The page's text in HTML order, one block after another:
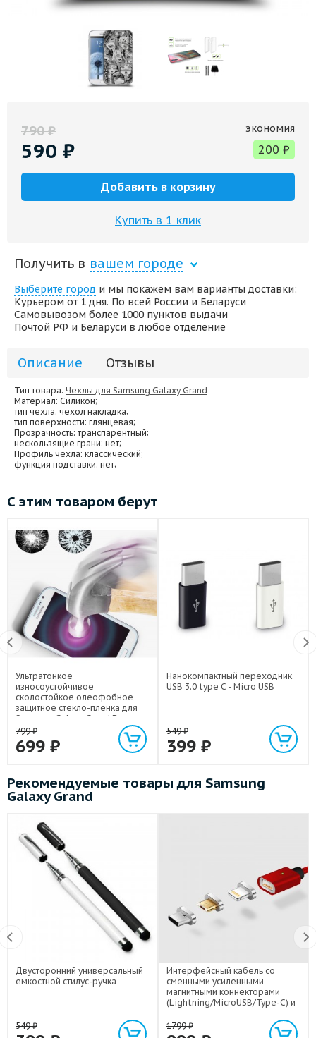
790₽
590 ₽
экономия
200 ₽
Добавить в корзину
Купить в 1 клик
Получить в вашем городе
Выберите город и мы покажем вам варианты доставки:
Курьером от 1 дня. По всей России и Беларуси
Самовывозом более 1000 пунктов выдачи
Почтой РФ и Беларуси в любое отделение
Описание Отзывы
Тип товара: Чехлы для Samsung Galaxy Grand
Материал: Силикон;
тип чехла: чехол накладка;
тип поверхности: глянцевая;
Прозрачность: транспарентный;
нескользящие грани: нет;
Профиль чехла: классический;
функция подставки: нет;
С этим товаром берут
Ультратонкое
износоустойчивое
сколостойкое олеофобное
защитное стекло-пленка для
Samsung Galaxy Grand Duos
799₽
699 ₽
Нанокомпактный переходник
USB 3.0 type C - Micro USB
549₽
399 ₽
Рекомендуемые товары для Samsung
Galaxy Grand
Двусторонний универсальный
емкостной стилус-ручка
549₽
Интерфейсный кабель со
сменными усиленными
магнитными коннекторами
(Lightning/MicroUSB/Type-C) и
световым индикатором 1м
1799₽